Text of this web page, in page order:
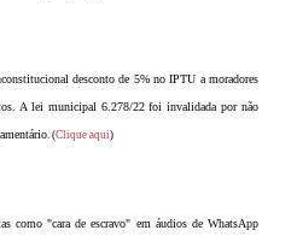
desconto de 5% no IPTU a moradores
A lei municipal 6.278/22 foi invalidada por não
. (Clique aqui)
como "cara de escravo" em áudios de WhatsApp